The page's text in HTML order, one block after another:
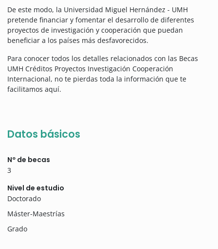
De este modo, la Universidad Miguel Hernández - UMH
pretende financiar y fomentar el desarrollo de diferentes
proyectos de investigación y cooperación que puedan
beneficiar a los países más desfavorecidos.
Para conocer todos los detalles relacionados con las Becas
UMH Créditos Proyectos Investigación Cooperación
Internacional, no te pierdas toda la información que te
facilitamos aquí.
Datos básicos
Nº de becas
3
Nivel de estudio
Doctorado
Máster-Maestrías
Grado